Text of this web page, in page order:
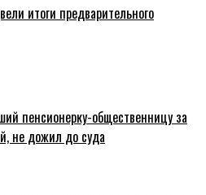
итоги предварительного
пенсионерку-общественницу за
не дожил до суда